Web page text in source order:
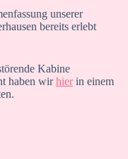
unserer
bereits erlebt
Kabine
haben wirhierin einem